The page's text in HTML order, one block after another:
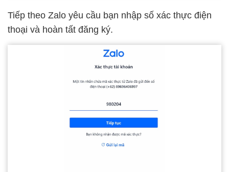
Tiếp theo Zalo yêu cầu bạn nhập số xác thực điện
thoại và hoàn tất đăng ký.